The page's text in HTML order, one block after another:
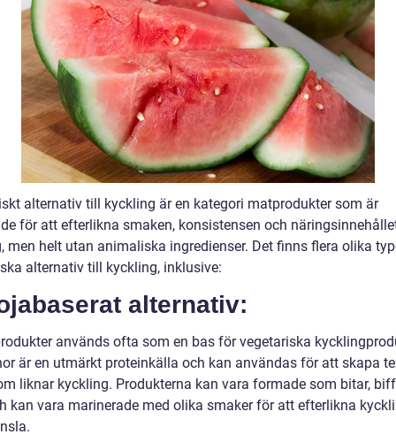
alternativ till kyckling är en kategori matprodukter som är
för att efterlikna smaken, konsistensen och
men helt utan animaliska ingredienser. Det finns flera olika
alternativ till kyckling, inklusive:
alternativ:
används ofta som en bas för vegetariska
är en utmärkt proteinkälla och kan användas för att skapa
liknar kyckling. Produkterna kan vara formade som bitar,
kan vara marinerade med olika smaker för att efterlikna